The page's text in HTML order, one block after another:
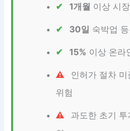
1개월 이상 시
30일 숙박업
15% 이상 온라
인허가 절차
위험
과도한 초기